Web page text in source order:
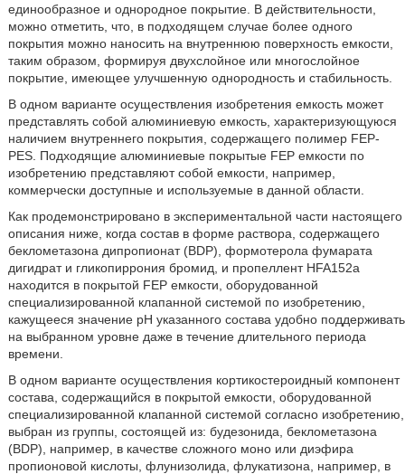
единообразное и однородное покрытие. В действительности,
можно отметить, что, в подходящем случае более одного
покрытия можно наносить на внутреннюю поверхность емкости,
таким образом, формируя двухслойное или многослойное
покрытие, имеющее улучшенную однородность и стабильность.
В одном варианте осуществления изобретения емкость может
представлять собой алюминиевую емкость, характеризующуюся
наличием внутреннего покрытия, содержащего полимер FEP-
PES. Подходящие алюминиевые покрытые FEP емкости по
изобретению представляют собой емкости, например,
коммерчески доступные и используемые в данной области.
Как продемонстрировано в экспериментальной части настоящего
описания ниже, когда состав в форме раствора, содержащего
беклометазона дипропионат (BDP), формотерола фумарата
дигидрат и гликопиррония бромид, и пропеллент HFA152a
находится в покрытой FEP емкости, оборудованной
специализированной клапанной системой по изобретению,
кажущееся значение pH указанного состава удобно поддерживать
на выбранном уровне даже в течение длительного периода
времени.
В одном варианте осуществления кортикостероидный компонент
состава, содержащийся в покрытой емкости, оборудованной
специализированной клапанной системой согласно изобретению,
выбран из группы, состоящей из: будезонида, беклометазона
(BDP), например, в качестве сложного моно или диэфира
пропионовой кислоты, флунизолида, флукатизона, например, в